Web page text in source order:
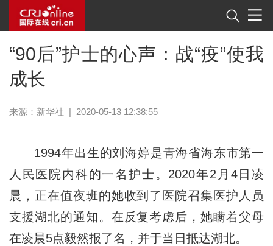
“90后”护士的心声：战“疫”使我
成长
来源：新华社 | 2020-05-13 12:38:55
1994年出生的刘海婷是青海省海东市第一
人民医院内科的一名护士。2020年2月4日凌
晨，正在值夜班的她收到了医院召集医护人员
支援湖北的通知。在反复考虑后，她瞒着父母
在凌晨5点毅然报了名，并于当日抵达湖北。